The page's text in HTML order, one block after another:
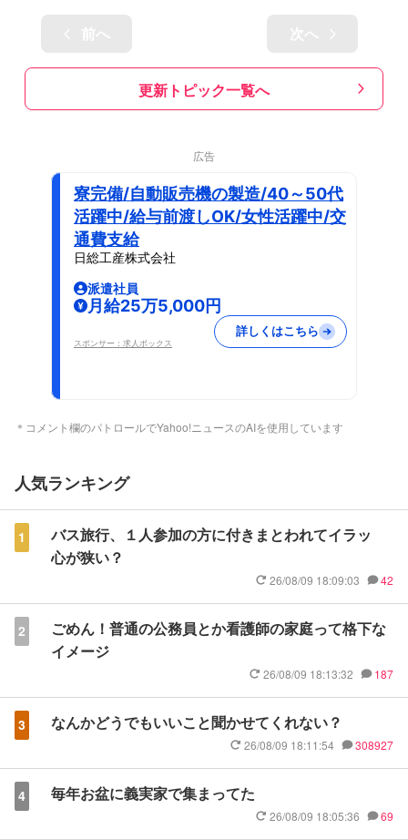
更新トピック一覧へ
広告
寮完備/自動販売機の製造/40～50代
活躍中/給与前渡しOK/女性活躍中/交
通費支給
日総工産株式会社
派遣社員
月給25万5,000円
スポンサー：求人ボックス
詳しくはこちら
＊コメント欄のパトロールでYahoo!ニュースのAIを使用しています
人気ランキング
1
バス旅行、１人参加の方に付きまとわれてイラッ
心が狭い？
26/08/09 18:09:03 42
2
ごめん！普通の公務員とか看護師の家庭って格下な
イメージ
26/08/09 18:13:32 187
3 なんかどうでもいいこと聞かせてくれない？
26/08/09 18:11:54 308927
4 毎年お盆に義実家で集まってた
26/08/09 18:05:36 69